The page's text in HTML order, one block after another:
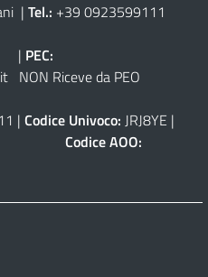
| Tel.: +39 0923599111
PEC:
NON Riceve da PEO
| Codice Univoco: JRJ8YE |
Codice AOO: